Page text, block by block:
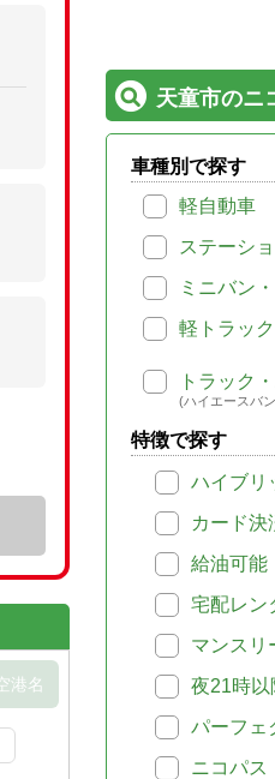
天童市のニ
車種別で探す
軽自動車
ステーシ
ミニバン
軽トラッ
トラック
(ハイエースバ
特徴で探す
ハイブリ
カード決
給油可能
宅配レン
マンスリ
夜21時以
パーフェ
ニコパス
港名